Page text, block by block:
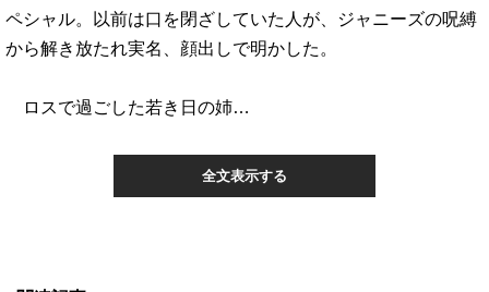
ペシャル。以前は口を閉ざしていた人が、ジャニーズの呪縛
から解き放たれ実名、顔出しで明かした。
ロスで過ごした若き日の姉…
全文表示する